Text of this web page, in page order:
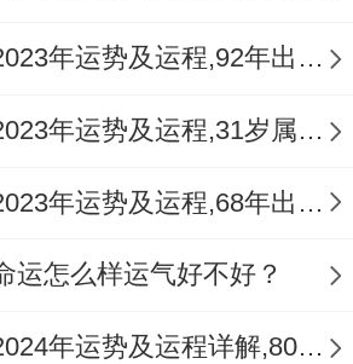
1992年属猴人2023年运势及运程,92年出生的31岁生肖猴2023年每月运势详解
1992年属猴女2023年运势及运程,31岁属猴人2023全年每月运势女性如何
1968年属猴人2023年运势及运程,68年出生的55岁生肖猴2023年每月运势详解
运怎么样运气好不好？
1980年属猴人2024年运势及运程详解,80年出生44岁肖猴人在2024全年每月运势完整版